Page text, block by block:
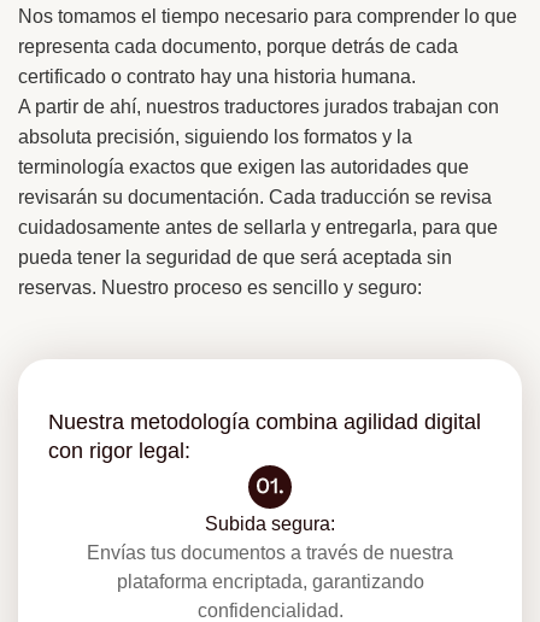
Nos tomamos el tiempo necesario para comprender lo que
representa cada documento, porque detrás de cada
certificado o contrato hay una historia humana.
A partir de ahí, nuestros traductores jurados trabajan con
absoluta precisión, siguiendo los formatos y la
terminología exactos que exigen las autoridades que
revisarán su documentación. Cada traducción se revisa
cuidadosamente antes de sellarla y entregarla, para que
pueda tener la seguridad de que será aceptada sin
reservas. Nuestro proceso es sencillo y seguro:
Nuestra metodología combina agilidad digital
con rigor legal:
Subida segura:
Envías tus documentos a través de nuestra
plataforma encriptada, garantizando
confidencialidad.